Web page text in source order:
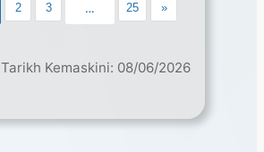
2 3 … 25 »
Tarikh Kemaskini: 08/06/2026